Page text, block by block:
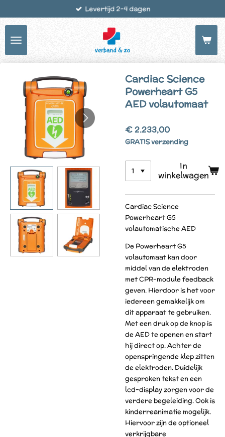
de
hoofdinhoud
Levertijd 2-4 dagen
Cardiac Science
Powerheart G5
AED volautomaat
€ 2.233,00
GRATIS verzending
In
winkelwagen
Cardiac Science
Powerheart G5
volautomatische AED
De Powerheart G5
volautomaat kan door
middel van de elektroden
met CPR-module feedback
geven. Hierdoor is het voor
iedereen gemakkelijk om
dit apparaat te gebruiken.
Met een druk op de knop is
de AED te openen en start
hij direct op. Achter de
openspringende klep zitten
de elektroden. Duidelijk
gesproken tekst en een
lcd-display zorgen voor de
verdere begeleiding. Ook is
kinderreanimatie mogelijk.
Hiervoor zijn de optioneel
verkrijgbare